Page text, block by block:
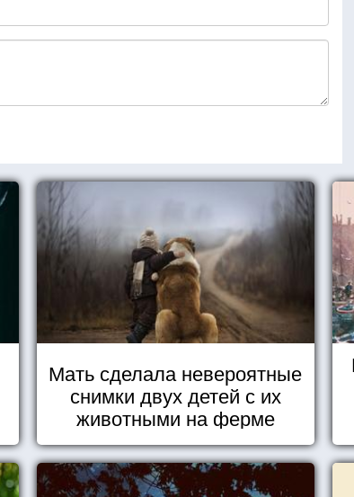
Мать сделала невероятные
снимки двух детей с их
животными на ферме